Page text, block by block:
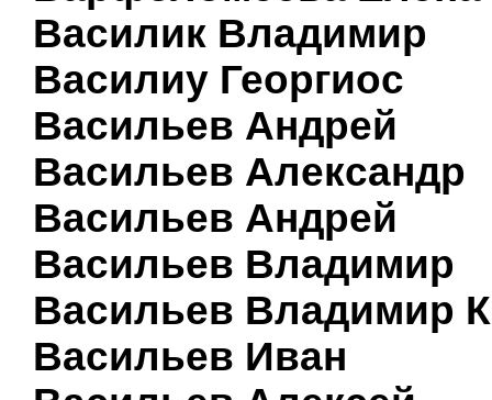
Василик Владимир
Василиу Георгиос
Васильев Андрей
Васильев Александр
Васильев Андрей
Васильев Владимир
Васильев Владимир
Васильев Иван